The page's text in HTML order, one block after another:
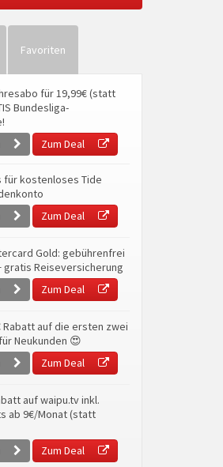
Favoriten
für 19,99€ (statt
Bundesliga-
Zum Deal
für kostenloses Tide
Zum Deal
Gold: gebührenfrei
gratis Reiseversicherung
Zum Deal
Rabatt auf die ersten zwei
Neukunden 😍
Zum Deal
auf waipu.tv inkl.
ab 9€/Monat (statt
Zum Deal